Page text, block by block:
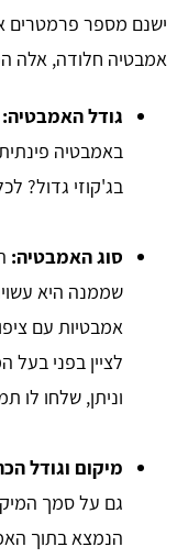
ישנם מספר פרמטרים
אמבטיה חלודה, אלה
גודל האמבטיה:
באמבטיה
בג'קוזי גדול?
סוג האמבטיה:
שממנה היא
אמבטיות עם
לציין בפני
וניתן, שלחו לו
מיקום וגודל
גם על סמך
הנמצא בתוך